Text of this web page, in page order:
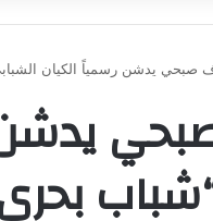
صبحي يدشن رسمياً الكيان
يدشن